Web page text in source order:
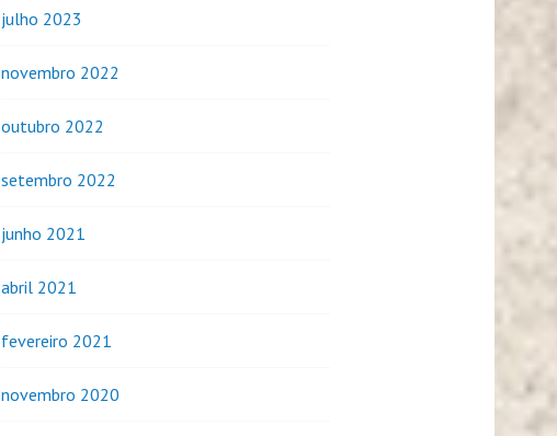
julho 2023
novembro 2022
outubro 2022
setembro 2022
junho 2021
abril 2021
fevereiro 2021
novembro 2020